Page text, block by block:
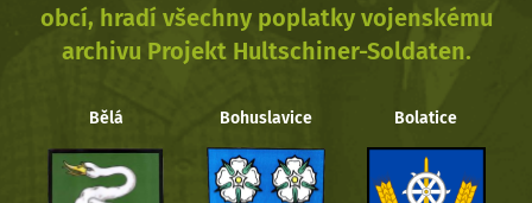
obcí, hradí všechny poplatky vojenskému
archivu Projekt Hultschiner-Soldaten.
Bělá Bohuslavice Bolatice